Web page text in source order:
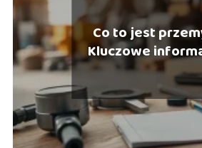
Co to jest
Kluczowe
definicje